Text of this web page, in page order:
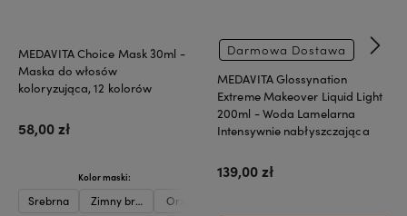
MEDAVITA Choice Mask 30ml -
Maska do włosów
koloryzująca, 12 kolorów
58,00 zł
Kolor maski:
Srebrna Zimny brąz Orzech laskowy
Darmowa Dostawa
MEDAVITA Glossynation
Extreme Makeover Liquid Light
200ml - Woda Lamelarna
Intensywnie nabłyszczająca
139,00 zł